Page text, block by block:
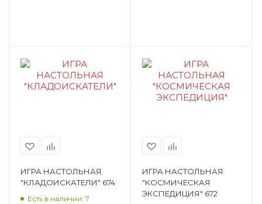
ИГРА НАСТОЛЬНАЯ
"КЛАДОИСКАТЕЛИ" 674
Есть в наличии: 7
ИГРА НАСТОЛЬНАЯ
"КОСМИЧЕСКАЯ
ЭКСПЕДИЦИЯ" 672